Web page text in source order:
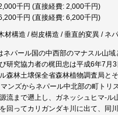
千円 (直接経費: 2,000千円)
千円 (直接経費: 6,200千円)
材構造 / 樹皮構造 / 垂直的変異 / ネ
ネパール国の中西部のマナスル山
研究協力者の梶田忠は平成6年7
森林土壌保全省森林植物調査局と
ンズからネパール中北部の町トリ
流まで遡上し、ガネッシュヒマ-
回ってカリガンダキ川に出て、同